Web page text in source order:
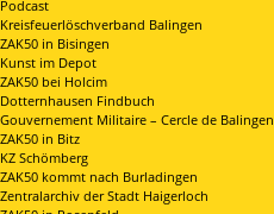
Podcast
Kreisfeuerlöschverband Balingen
ZAK50 in Bisingen
Kunst im Depot
ZAK50 bei Holcim
Dotternhausen Findbuch
Gouvernement Militaire – Cercle de Balingen
ZAK50 in Bitz
KZ Schömberg
ZAK50 kommt nach Burladingen
Zentralarchiv der Stadt Haigerloch